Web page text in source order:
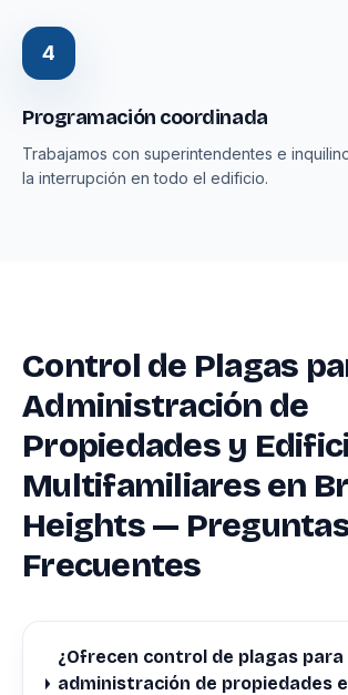
4
Programación coordinada
Trabajamos con superintendentes e
la interrupción en todo el edificio.
Control de Plagas
Administración de
Propiedades y
Multifamiliares en
Heights —
Frecuentes
¿Ofrecen control de plagas para
administración de propiedades